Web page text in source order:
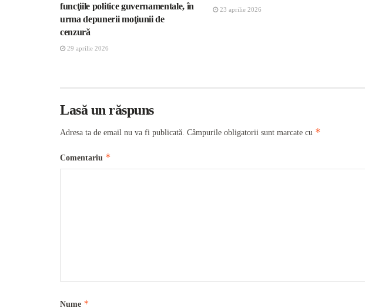
funcţiile politice guvernamentale, în
urma depunerii moţiunii de
cenzură
29 aprilie 2026
23 aprilie 2026
Lasă un răspuns
Adresa ta de email nu va fi publicată. Câmpurile obligatorii sunt marcate cu *
Comentariu *
Nume *